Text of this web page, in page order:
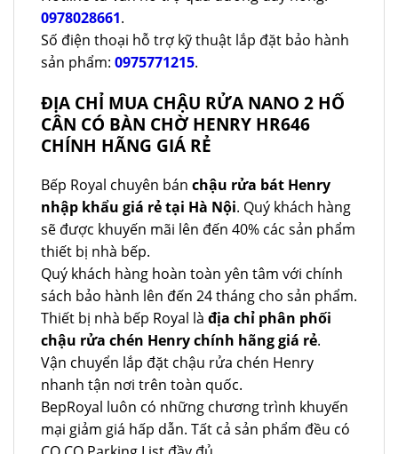
0978028661.
Số điện thoại hỗ trợ kỹ thuật lắp đặt bảo hành
sản phẩm: 0975771215.
ĐỊA CHỈ MUA CHẬU RỬA NANO 2 HỐ
CÂN CÓ BÀN CHỜ HENRY HR646
CHÍNH HÃNG GIÁ RẺ
Bếp Royal chuyên bán chậu rửa bát Henry
nhập khẩu giá rẻ tại Hà Nội. Quý khách hàng
sẽ được khuyến mãi lên đến 40% các sản phẩm
thiết bị nhà bếp.
Quý khách hàng hoàn toàn yên tâm với chính
sách bảo hành lên đến 24 tháng cho sản phẩm.
Thiết bị nhà bếp Royal là địa chỉ phân phối
chậu rửa chén Henry chính hãng giá rẻ.
Vận chuyển lắp đặt chậu rửa chén Henry
nhanh tận nơi trên toàn quốc.
BepRoyal luôn có những chương trình khuyến
mại giảm giá hấp dẫn. Tất cả sản phẩm đều có